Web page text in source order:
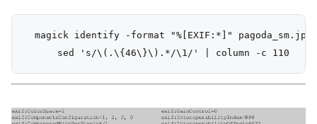
magick identify -format "%[EXIF:*]" pagoda_sm.jpg